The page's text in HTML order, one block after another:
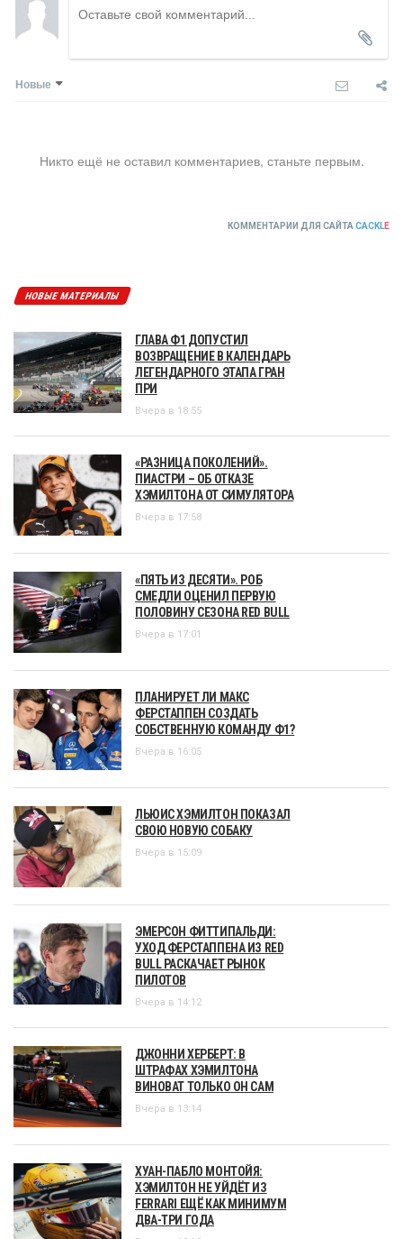
Новые
Никто ещё не оставил комментариев, станьте первым.
КОММЕНТАРИИ ДЛЯ САЙТА CACKLE
НОВЫЕ МАТЕРИАЛЫ
ГЛАВА Ф1 ДОПУСТИЛ
ВОЗВРАЩЕНИЕ В КАЛЕНДАРЬ
ЛЕГЕНДАРНОГО ЭТАПА ГРАН
ПРИ
Вчера в 18:55
«РАЗНИЦА ПОКОЛЕНИЙ».
ПИАСТРИ – ОБ ОТКАЗЕ
ХЭМИЛТОНА ОТ СИМУЛЯТОРА
Вчера в 17:58
«ПЯТЬ ИЗ ДЕСЯТИ». РОБ
СМЕДЛИ ОЦЕНИЛ ПЕРВУЮ
ПОЛОВИНУ СЕЗОНА RED BULL
Вчера в 17:01
ПЛАНИРУЕТ ЛИ МАКС
ФЕРСТАППЕН СОЗДАТЬ
СОБСТВЕННУЮ КОМАНДУ Ф1?
Вчера в 16:05
ЛЬЮИС ХЭМИЛТОН ПОКАЗАЛ
СВОЮ НОВУЮ СОБАКУ
Вчера в 15:09
ЭМЕРСОН ФИТТИПАЛЬДИ:
УХОД ФЕРСТАППЕНА ИЗ RED
BULL РАСКАЧАЕТ РЫНОК
ПИЛОТОВ
Вчера в 14:12
ДЖОННИ ХЕРБЕРТ: В
ШТРАФАХ ХЭМИЛТОНА
ВИНОВАТ ТОЛЬКО ОН САМ
Вчера в 13:14
ХУАН-ПАБЛО МОНТОЙЯ:
ХЭМИЛТОН НЕ УЙДЁТ ИЗ
FERRARI ЕЩЁ КАК МИНИМУМ
ДВА-ТРИ ГОДА